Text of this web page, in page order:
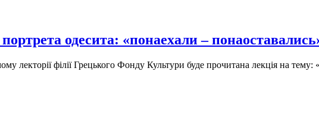
одесита: «понаехали –
лекторії філії Грецького Фонду Культури буде прочитана лекція на